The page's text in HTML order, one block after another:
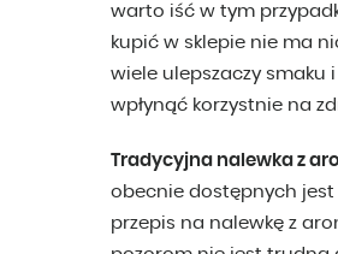
warto iść w tym
kupić w sklepie nie ma
wiele ulepszaczy smaku
wpłynąć korzystnie na
Tradycyjna nalewka z
obecnie dostępnych jest
przepis na nalewkę z